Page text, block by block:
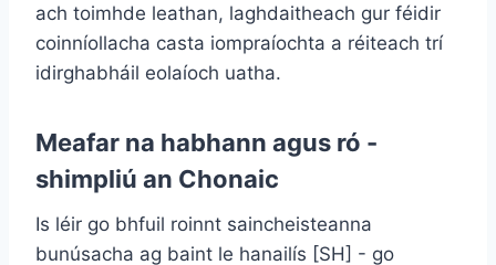
ach toimhde leathan, laghdaitheach gur féidir
coinníollacha casta iompraíochta a réiteach trí
idirghabháil eolaíoch uatha.
Meafar na habhann agus ró -
shimpliú an Chonaic
Is léir go bhfuil roinnt saincheisteanna
bunúsacha ag baint le hanailís [SH] - go